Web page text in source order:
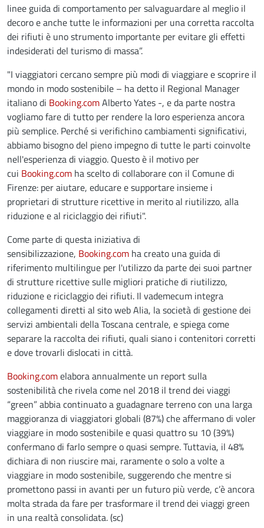
linee guida di comportamento per salvaguardare al meglio il
decoro e anche tutte le informazioni per una corretta raccolta
dei rifiuti è uno strumento importante per evitare gli effetti
indesiderati del turismo di massa”.
"I viaggiatori cercano sempre più modi di viaggiare e scoprire il
mondo in modo sostenibile – ha detto il Regional Manager
italiano di Booking.comAlberto Yates -, e da parte nostra
vogliamo fare di tutto per rendere la loro esperienza ancora
più semplice. Perché si verifichino cambiamenti significativi,
abbiamo bisogno del pieno impegno di tutte le parti coinvolte
nell'esperienza di viaggio. Questo è il motivo per
cui Booking.com ha scelto di collaborare con il Comune di
Firenze: per aiutare, educare e supportare insieme i
proprietari di strutture ricettive in merito al riutilizzo, alla
riduzione e al riciclaggio dei rifiuti".
Come parte di questa iniziativa di
sensibilizzazione, Booking.com ha creato una guida di
riferimento multilingue per l'utilizzo da parte dei suoi partner
di strutture ricettive sulle migliori pratiche di riutilizzo,
riduzione e riciclaggio dei rifiuti. Il vademecum integra
collegamenti diretti al sito web Alia, la società di gestione dei
servizi ambientali della Toscana centrale, e spiega come
separare la raccolta dei rifiuti, quali siano i contenitori corretti
e dove trovarli dislocati in città.
Booking.comelabora annualmente un report sulla
sostenibilità che rivela come nel 2018 il trend dei viaggi
“green” abbia continuato a guadagnare terreno con una larga
maggioranza di viaggiatori globali (87%) che affermano di voler
viaggiare in modo sostenibile e quasi quattro su 10 (39%)
confermano di farlo sempre o quasi sempre. Tuttavia, il 48%
dichiara di non riuscire mai, raramente o solo a volte a
viaggiare in modo sostenibile, suggerendo che mentre si
promettono passi in avanti per un futuro più verde, c’è ancora
molta strada da fare per trasformare il trend dei viaggi green
in una realtà consolidata. (sc)